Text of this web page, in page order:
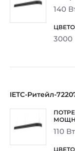
140
3000
IETC-Ритейл-
110 Вт